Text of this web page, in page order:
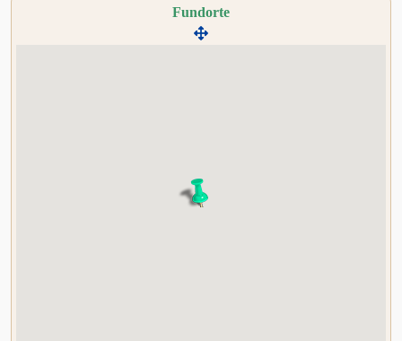
Fundorte